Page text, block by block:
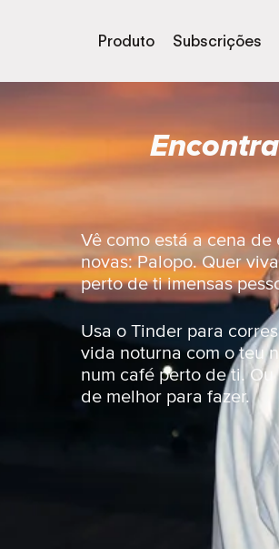
Produto Subscrições
Vê como está a cena
novas: Palopo. Quer
perto de ti imensas
Usa o Tinder para
vida noturna com o teu
num café perto de ti.
de melhor para fazer.